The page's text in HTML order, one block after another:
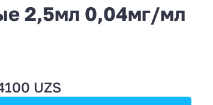
2,5мл 0,04мг/мл
UZS